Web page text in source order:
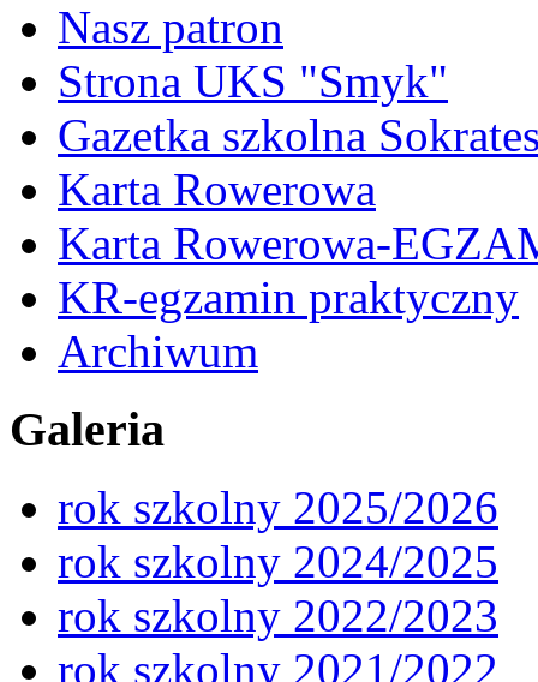
Nasz patron
Strona UKS "Smyk"
Gazetka szkolna
Karta Rowerowa
Karta Rowerowa-
KR-egzamin praktyczny
Archiwum
Galeria
rok szkolny 2025/2026
rok szkolny 2024/2025
rok szkolny 2022/2023
rok szkolny 2021/2022